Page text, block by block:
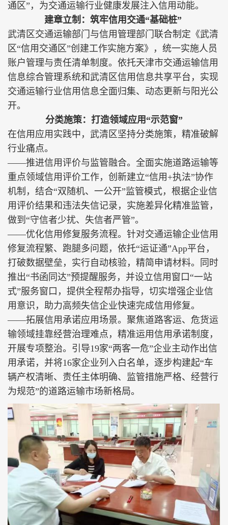
通区”，为交通运输行业健康发展注入信用动能。
建章立制：筑牢信用交通“基础桩”
武清区交通运输部门与信用管理部门联合制定《武清
区“信用交通区”创建工作实施方案》，统一实施人员
账户管理与责任清单制度。依托天津市交通运输信用
信息综合管理系统和武清区信用信息共享平台，实现
交通运输行业信用信息全面归集、动态更新与阳光公
开。
分类施策：打造领域应用“示范窗”
在信用应用实践中，武清区坚持分类施策，精准破解
行业痛点。
——推进信用评价与监管融合。全面实施道路运输等
重点领域信用评价工作，创新建立“信用+执法”协作
机制，结合“双随机、一公开”监管模式，根据企业信
用评价结果和违法失信记录，实施差异化精准监管，
做到“守信者少扰、失信者严管”。
——优化信用修复服务流程。针对交通运输企业信用
修复流程繁、跑腿多问题，依托“运证通”App平台，
打破数据壁垒，实行自动核验，精简申请材料。同时
推出“书函同达”预提醒服务，并设立信用窗口“一站
式”服务窗口，提供全程帮办指导，切实增强企业信
用意识，助力高频失信企业快速完成信用修复。
——拓展信用承诺应用场景。聚焦道路客运、危货运
输领域挂靠经营治理难点，精准运用信用承诺制度，
开展专项整治。引导19家“两客一危”企业主动作出信
用承诺，并将16家企业列入白名单，逐步构建起“车
辆产权清晰、责任主体明确、监管措施严格、经营行
为规范”的道路运输市场新格局。